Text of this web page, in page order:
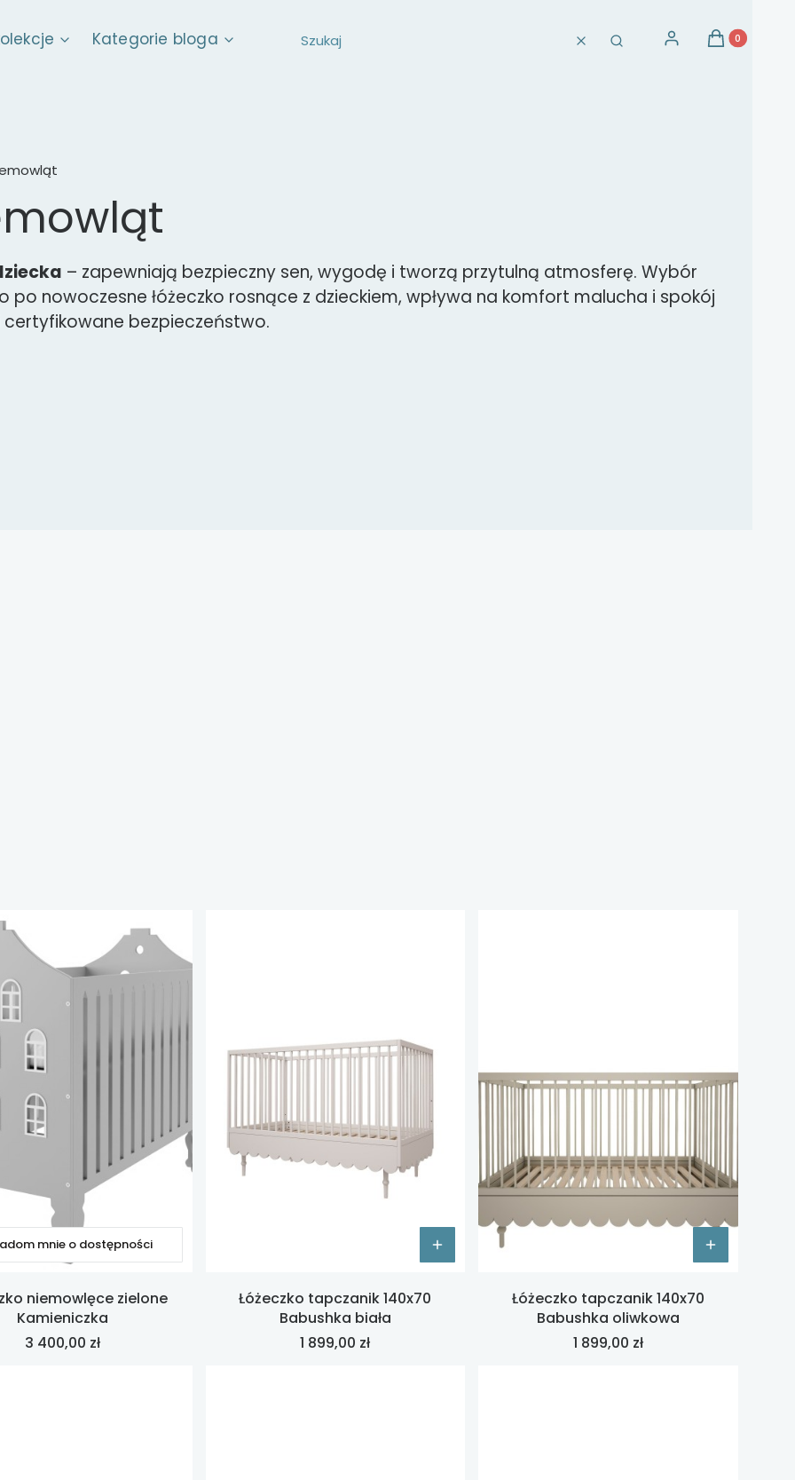
Kategorie bloga WyczyśćSzukaj
Zaloguj sięProdukty w
Koszyk
– zapewniają bezpieczny sen, wygodę i tworzą przytulną atmosferę. Wybór
nowoczesne łóżeczko rosnące z dzieckiem, wpływa na komfort malucha i spokój
bezpieczeństwo.
mnie o dostępności
niemowlęce zielone
Kamieniczka
Cena
3 400,00 zł
Łóżeczko tapczanik 140x70
Babushka biała
Cena
1 899,00 zł
Łóżeczko tapczanik 140x70
Babushka oliwkowa
Cena
1 899,00 zł